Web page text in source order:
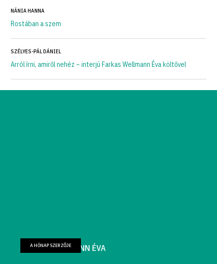
NÁNIA HANNA
Rostában a szem
SZÉLYES-PÁL DÁNIEL
Arról írni, amiről nehéz – interjú Farkas Wellmann Éva költővel
FARKAS WELLMANN ÉVA
A HÓNAP SZERZŐJE